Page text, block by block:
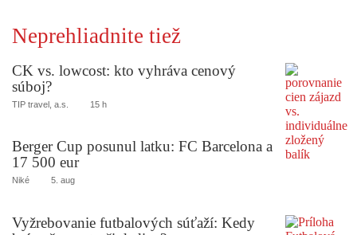
Neprehliadnite tiež
CK vs. lowcost: kto vyhráva cenový
súboj?
TIP travel, a.s. 15 h
Berger Cup posunul latku: FC Barcelona a
17 500 eur
Niké 5. aug
Vyžrebovanie futbalových súťaží: Kedy